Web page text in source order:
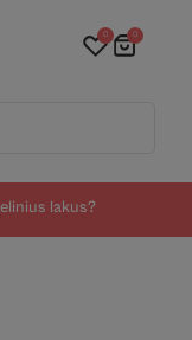
lakus?
0 0